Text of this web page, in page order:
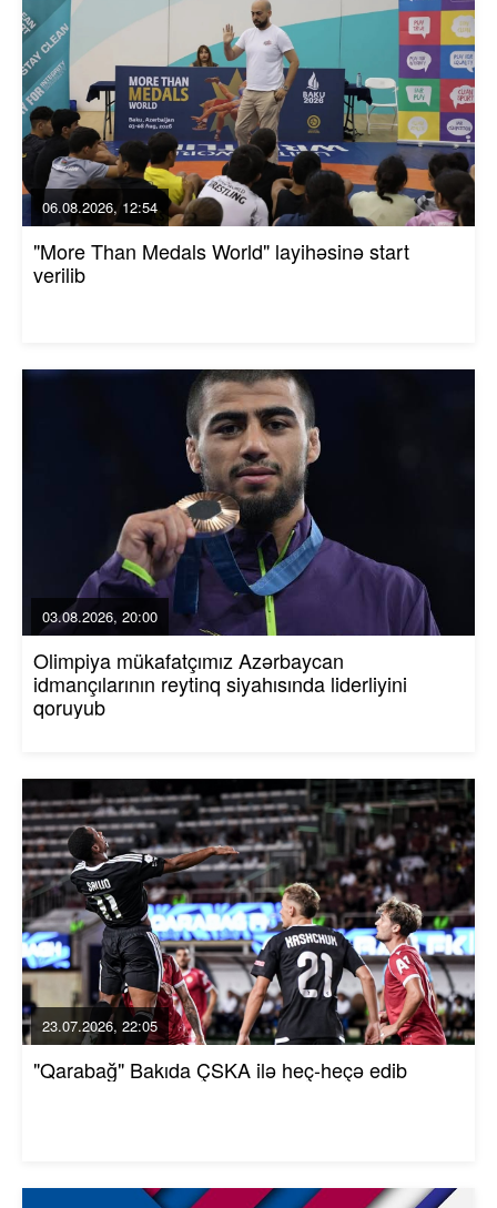
06.08.2026, 12:54
"More Than Medals World" layihəsinə start
verilib
03.08.2026, 20:00
Olimpiya mükafatçımız Azərbaycan
idmançılarının reytinq siyahısında liderliyini
qoruyub
23.07.2026, 22:05
"Qarabağ" Bakıda ÇSKA ilə heç-heçə edib